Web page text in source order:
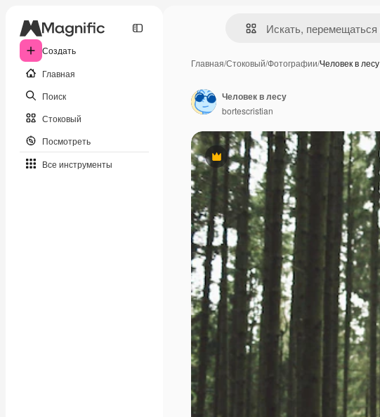
Создать
Главная
Поиск
Стоковый
Посмотреть
Все инструменты
Главная/Стоковый/Фотографии/Человек в лесу
Премиум
Человек в лесу
bortescristian